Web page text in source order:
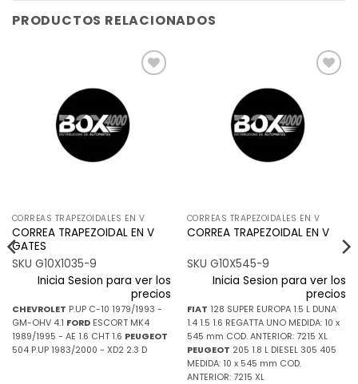
PRODUCTOS RELACIONADOS
deseos
CORREAS TRAPEZOIDALES EN V
CORREA TRAPEZOIDAL EN V
GATES
SKU G10X1035-9
Inicia Sesion para ver los
precios
CHEVROLET P.UP C-10 1979/1993 -
GM-OHV 4.1 FORDESCORT MK4
1989/1995 - AE 1.6 CHT 1.6 PEUGEOT
504 P.UP 1983/2000 - XD2 2.3 D
deseos
CORREAS TRAPEZOIDALES EN V
CORREA TRAPEZOIDAL EN V
SKU G10X545-9
Inicia Sesion para ver los
precios
FIAT 128 SUPER EUROPA 1.5 L DUNA
1.4 1.5 1.6 REGATTA UNO MEDIDA: 10 x
545 mm COD. ANTERIOR: 7215 XL
PEUGEOT 205 1.8 L DIESEL 305 405
MEDIDA: 10 x 545 mm COD.
ANTERIOR: 7215 XL